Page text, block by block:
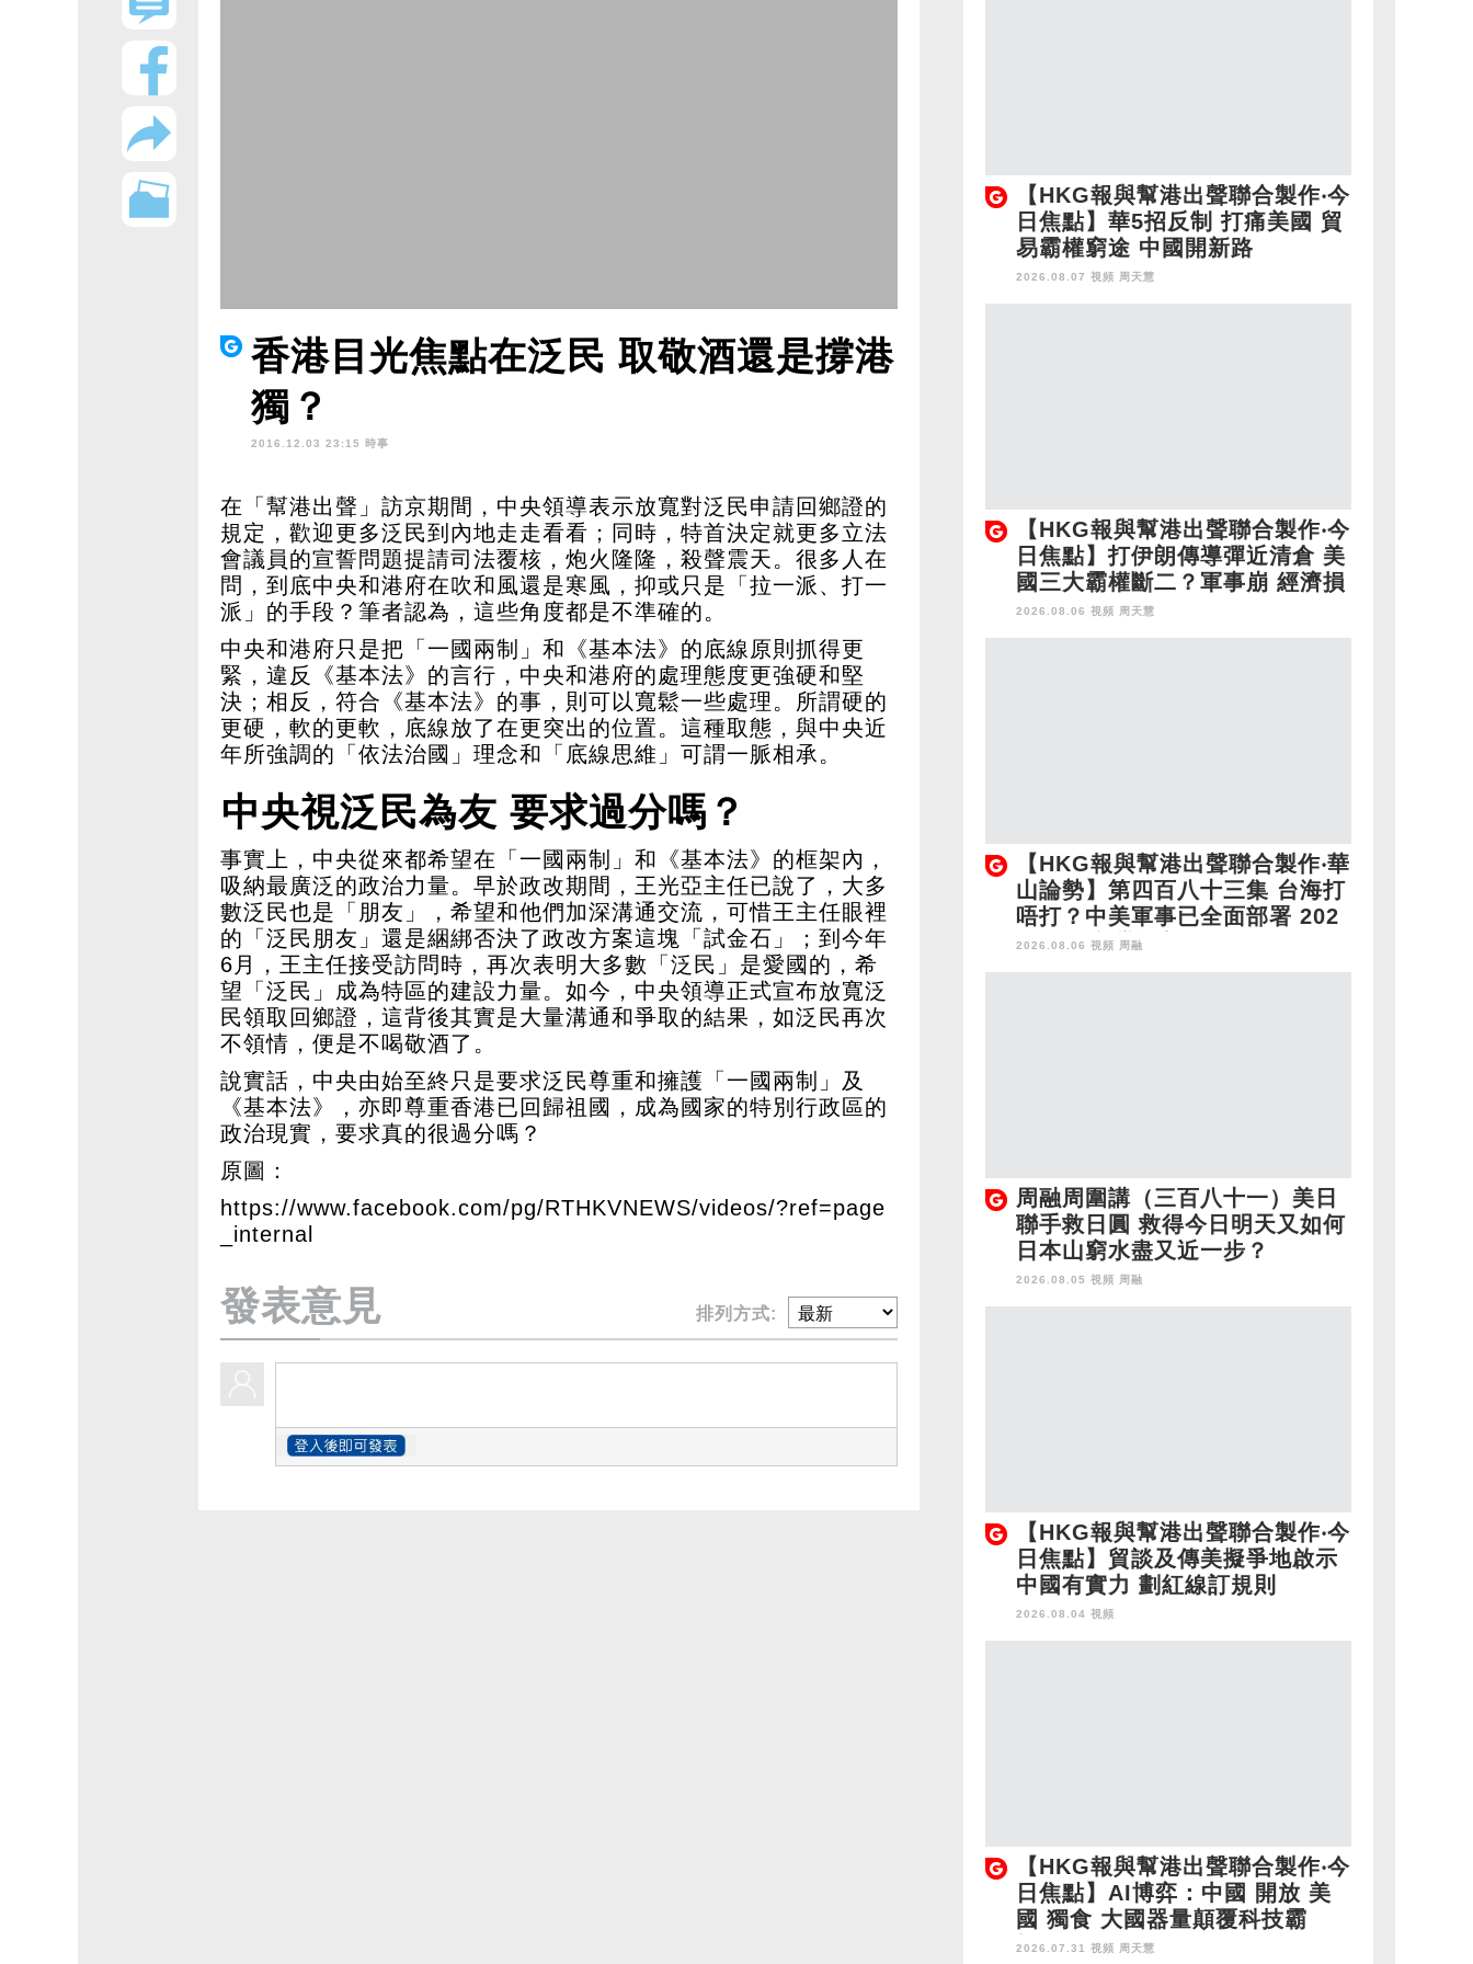
香港目光焦點在泛民 取敬酒還是撐港
獨？
2016.12.03 23:15 時事
在「幫港出聲」訪京期間，中央領導表示放寬對泛民申請回鄉證的
規定，歡迎更多泛民到內地走走看看；同時，特首決定就更多立法
會議員的宣誓問題提請司法覆核，炮火隆隆，殺聲震天。很多人在
問，到底中央和港府在吹和風還是寒風，抑或只是「拉一派、打一
派」的手段？筆者認為，這些角度都是不準確的。
中央和港府只是把「一國兩制」和《基本法》的底線原則抓得更
緊，違反《基本法》的言行，中央和港府的處理態度更強硬和堅
決；相反，符合《基本法》的事，則可以寬鬆一些處理。所謂硬的
更硬，軟的更軟，底線放了在更突出的位置。這種取態，與中央近
年所強調的「依法治國」理念和「底線思維」可謂一脈相承。
中央視泛民為友 要求過分嗎？
事實上，中央從來都希望在「一國兩制」和《基本法》的框架內，
吸納最廣泛的政治力量。早於政改期間，王光亞主任已說了，大多
數泛民也是「朋友」，希望和他們加深溝通交流，可惜王主任眼裡
的「泛民朋友」還是綑綁否決了政改方案這塊「試金石」；到今年
6月，王主任接受訪問時，再次表明大多數「泛民」是愛國的，希
望「泛民」成為特區的建設力量。如今，中央領導正式宣布放寬泛
民領取回鄉證，這背後其實是大量溝通和爭取的結果，如泛民再次
不領情，便是不喝敬酒了。
說實話，中央由始至終只是要求泛民尊重和擁護「一國兩制」及
《基本法》，亦即尊重香港已回歸祖國，成為國家的特別行政區的
政治現實，要求真的很過分嗎？
原圖：
https://www.facebook.com/pg/RTHKVNEWS/videos/?ref=page
_internal
發表意見 排列方式:
【HKG報與幫港出聲聯合製作‧今
日焦點】華5招反制 打痛美國 貿
易霸權窮途 中國開新路
2026.08.07 視頻 周天慧
【HKG報與幫港出聲聯合製作‧今
日焦點】打伊朗傳導彈近清倉 美
國三大霸權斷二？軍事崩 經濟損
2026.08.06 視頻 周天慧
【HKG報與幫港出聲聯合製作‧華
山論勢】第四百八十三集 台海打
唔打？中美軍事已全面部署 202
8年1月台灣選舉是臨界點？
2026.08.06 視頻 周融
周融周圍講（三百八十一）美日
聯手救日圓 救得今日明天又如何
日本山窮水盡又近一步？
2026.08.05 視頻 周融
【HKG報與幫港出聲聯合製作‧今
日焦點】貿談及傳美擬爭地啟示
中國有實力 劃紅線訂規則
2026.08.04 視頻
【HKG報與幫港出聲聯合製作‧今
日焦點】AI博弈：中國 開放 美
國 獨食 大國器量顛覆科技霸
權！
2026.07.31 視頻 周天慧